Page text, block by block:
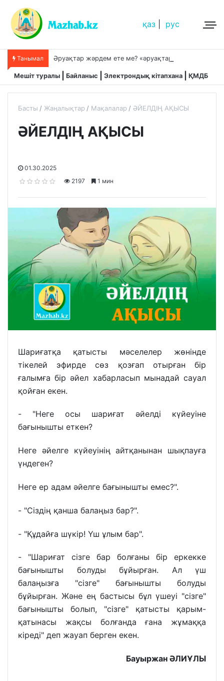
қаз рус
Танымал
Мешіт туралы Байланыс Электрондық кітапхана ҚМДБ
Басты Жаңалықтар Мақалалар ӘЙЕЛДІҢ АҚЫСЫ
ӘЙЕЛДІҢ АҚЫСЫ
01.30.2025
2197
1 мин
Шариғатқа қатысты мәселелер жөнінде
тікелей эфирде сөз қозғап отырған бір
ғалымға бір әйел хабарласып мынадай сауал
қойған екен.
- "Неге осы шариғат әйелді күйеуіне
бағынышты еткен?
Неге әйелге күйеуінің айтқанынан шықпауға
үндеген?
Неге ер адам әйелге бағынышты емес?".
- "Сіздің қанша балаңыз бар?".
- "Құдайға шүкір! Үш ұлым бар".
- "Шариғат сізге бар болғаны бір еркекке
бағынышты болуды бұйырған. Ал үш
балаңызға "сізге" бағынышты болуды
бұйырған. Және ең бастысы бұл үшеуі "сізге"
бағынышты болып, "сізге" қатысты қарым-
қатынасы жақсы болғанда ғана жұмаққа
кіреді" деп жауап берген екен.
Бауыржан ӘЛИҰЛЫ